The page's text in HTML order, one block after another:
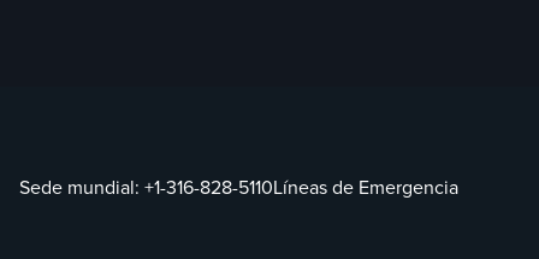
Sede mundial: +1-316-828-5110Líneas de Emergencia